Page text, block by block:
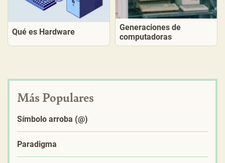
Qué es Hardware
Generaciones de
computadoras
Más Populares
Símbolo arroba (@)
Paradigma